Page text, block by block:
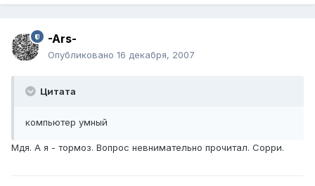
-Ars-
Опубликовано 16 декабря, 2007
Цитата
компьютер умный
Мдя. А я - тормоз. Вопрос невнимательно прочитал. Сорри.